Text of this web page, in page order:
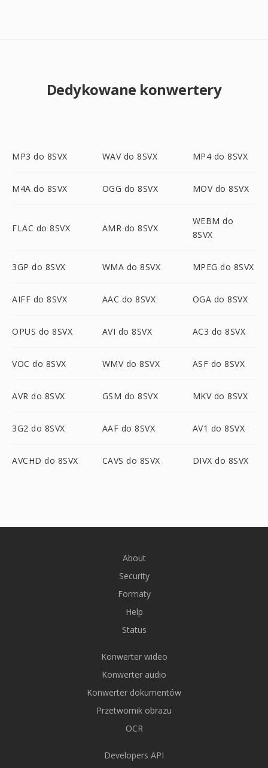
Dedykowane konwertery
MP3 do 8SVX WAV do 8SVX MP4 do 8SVX
M4A do 8SVX OGG do 8SVX MOV do 8SVX
FLAC do 8SVX AMR do 8SVX
WEBM do
8SVX
3GP do 8SVX WMA do 8SVX MPEG do 8SVX
AIFF do 8SVX AAC do 8SVX OGA do 8SVX
OPUS do 8SVX AVI do 8SVX AC3 do 8SVX
VOC do 8SVX WMV do 8SVX ASF do 8SVX
AVR do 8SVX GSM do 8SVX MKV do 8SVX
3G2 do 8SVX AAF do 8SVX AV1 do 8SVX
AVCHD do 8SVX CAVS do 8SVX DIVX do 8SVX
About
Security
Formaty
Help
Status
Konwerter wideo
Konwerter audio
Konwerter dokumentów
Przetwornik obrazu
OCR
Developers API